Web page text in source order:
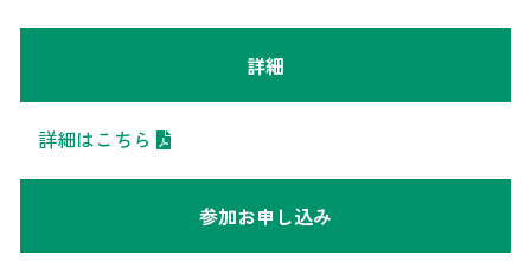
詳細
詳細はこちら
参加お申し込み